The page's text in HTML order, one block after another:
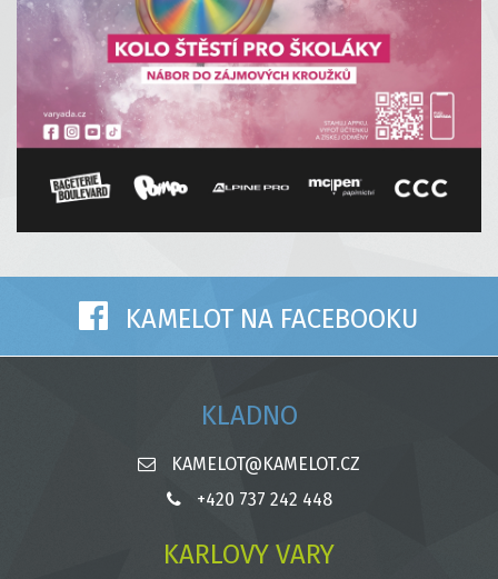
KAMELOT NA FACEBOOKU
KLADNO
KAMELOT@KAMELOT.CZ
+420 737 242 448
KARLOVY VARY